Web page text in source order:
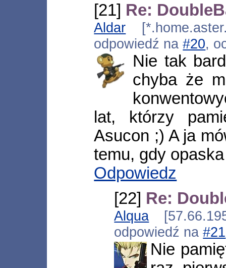
[21] Re:
Aldar
odpowiedź na#20,
Nie tak
chyba że
lat, którzy
Asucon ;) A ja
temu, gdy
Odpowiedz
[22] Re:
Alqua
odpowiedź na#21
Nie